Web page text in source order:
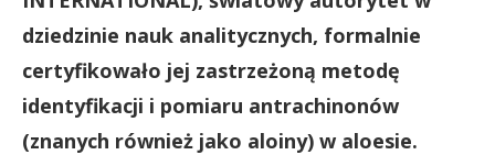
dziedzinie nauk analitycznych, formalnie
certyfikowało jej zastrzeżoną metodę
identyfikacji i pomiaru antrachinonów
(znanych również jako aloiny) w aloesie.